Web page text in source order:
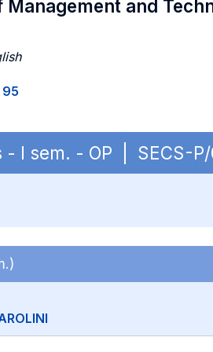
Management and
95
- I sem. - OP | SECS-P/